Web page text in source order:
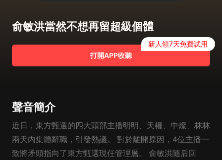
俞敏洪當然不想再留超級個體
打開APP收聽
新人領7天免費試用
聲音簡介
近日，東方甄選的四大頭部主播明明、天權、中燦、林林
兩天內集體辭職，引發熱議。 對於離開原因，4位主播一
致將矛頭指向了東方甄選現任管理層。 俞敏洪隨后回